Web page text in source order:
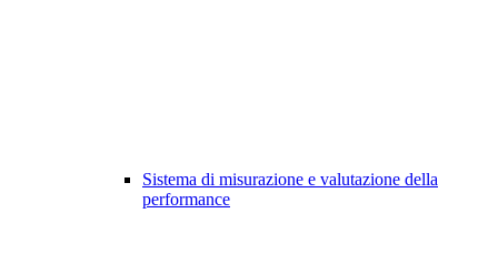
Sistema di misurazione e valutazione della
performance